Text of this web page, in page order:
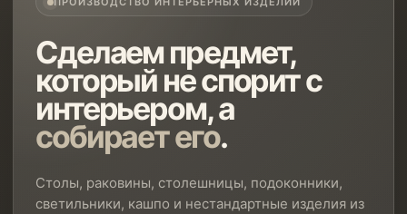
Сделаем предмет,
который не спорит с
интерьером, а
собирает его.
Столы, раковины, столешницы, подоконники,
светильники, кашпо и нестандартные изделия из